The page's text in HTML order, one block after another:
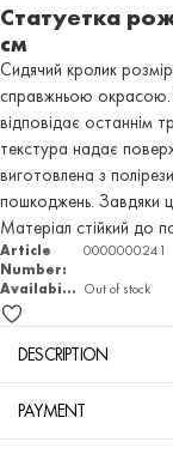
Статуетка
см
Сидячий кролик
справжньою окрасою.
відповідає останнім
текстура надає
виготовлена з
пошкоджень. Завдяки
Матеріал стійкий до
Article
Number:
0000000241
Availability Out of stock
DESCRIPTION
PAYMENT